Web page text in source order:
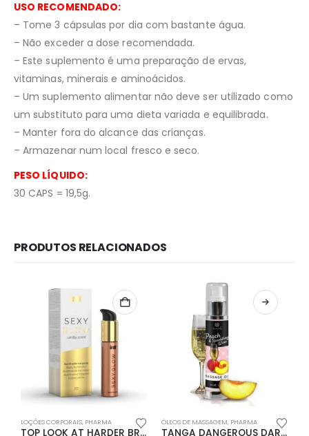
USO RECOMENDADO:
– Tome 3 cápsulas por dia com bastante água.
– Não exceder a dose recomendada.
– Este suplemento é uma preparação de ervas,
vitaminas, minerais e aminoácidos.
– Um suplemento alimentar não deve ser utilizado como
um substituto para uma dieta variada e equilibrada.
– Manter fora do alcance das crianças.
– Armazenar num local fresco e seco.
PESO LÍQUIDO:
30 CAPS = 19,5g.
PRODUTOS RELACIONADOS
LOÇÕES CORPORAIS, PHARMA
TOP LOOK AT HARDER BRANCO LOCKER GEAR – 40 L
ÓLEOS DE MASSAGEM, PHARMA
TANGA DANGEROUS DARLING PENTHOUSE BRANCA
Redes Sociais
Métodos de Pagamento